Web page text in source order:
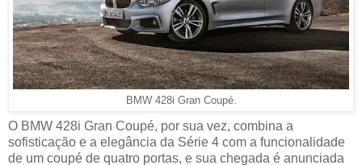
BMW 428i Gran Coupé.
O BMW 428i Gran Coupé, por sua vez, combina a
sofisticação e a elegância da Série 4 com a funcionalidade
de um coupé de quatro portas, e sua chegada é anunciada